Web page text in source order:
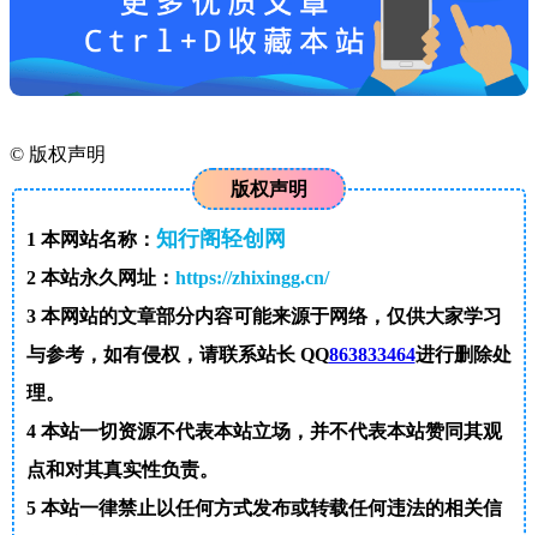
© 版权声明
版权声明
1 本网站名称： 知行阁轻创网
2本站永久网址： https://zhixingg.cn/
3本网站的文章部分内容可能来源于网络，仅供大家学习
与参考，如有侵权，请联系站长 QQ863833464进行删除处
理。
4本站一切资源不代表本站立场，并不代表本站赞同其观
点和对其真实性负责。
5本站一律禁止以任何方式发布或转载任何违法的相关信